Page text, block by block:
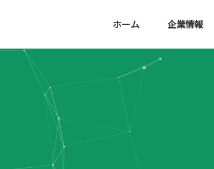
ホーム 企業情報